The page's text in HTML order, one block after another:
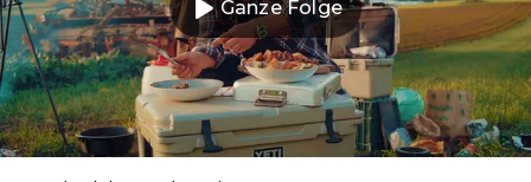
Ganze Folge